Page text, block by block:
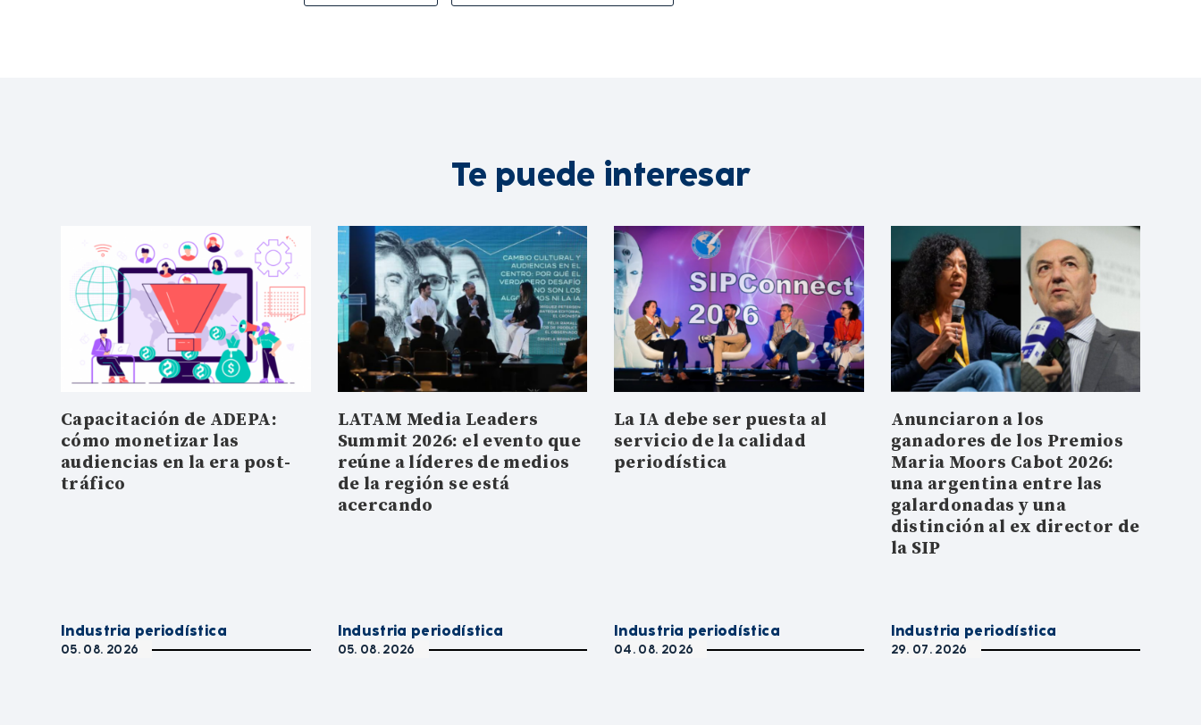
Te puede interesar
Capacitación de ADEPA:
cómo monetizar las
audiencias en la era post-
tráfico
Industria periodística
05. 08. 2026
LATAM Media Leaders
Summit 2026: el evento que
reúne a líderes de medios
de la región se está
acercando
Industria periodística
05. 08. 2026
La IA debe ser puesta al
servicio de la calidad
periodística
Industria periodística
04. 08. 2026
Anunciaron a los
ganadores de los Premios
Maria Moors Cabot 2026:
una argentina entre las
galardonadas y una
distinción al ex director de
la SIP
Industria periodística
29. 07. 2026